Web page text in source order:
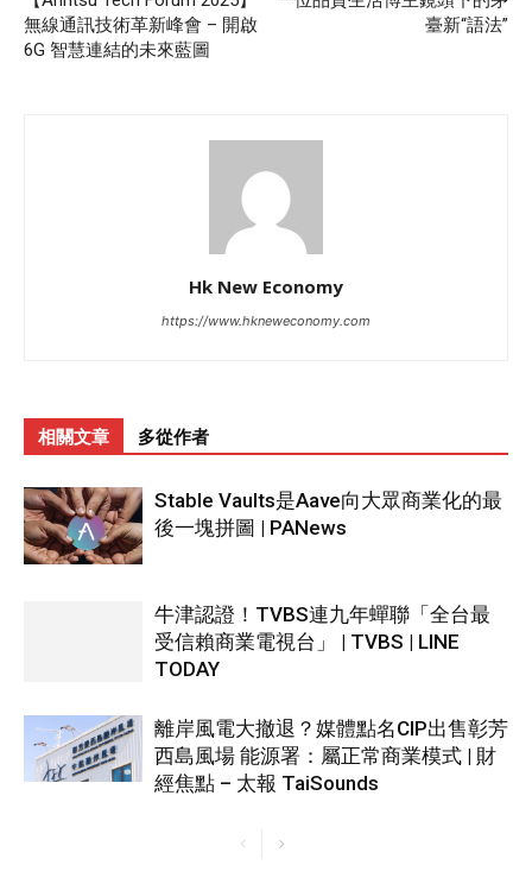
無線通訊技術革新峰會 – 開啟
6G 智慧連結的未來藍圖
臺新“語法”
Hk New Economy
https://www.hkneweconomy.com
相關文章 多從作者
Stable Vaults是Aave向大眾商業化的最
後一塊拼圖 | PANews
牛津認證！TVBS連九年蟬聯「全台最
受信賴商業電視台」 | TVBS | LINE
TODAY
離岸風電大撤退？媒體點名CIP出售彰芳
西島風場 能源署：屬正常商業模式 | 財
經焦點 – 太報 TaiSounds